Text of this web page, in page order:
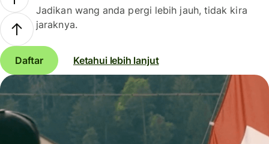
Jadikan wang anda pergi lebih jauh, tidak kira
jaraknya.
Daftar Ketahui lebih lanjut